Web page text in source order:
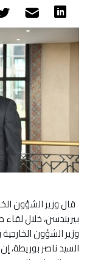
قال وزير الشؤون
بيريندسن، خلال لقاء
وزير الشؤون
السيد ناصر بوريطة،